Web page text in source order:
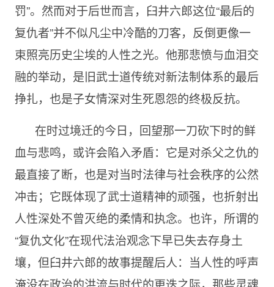
罚”。然而对于后世而言，臼井六郎这位“最后的
复仇者”并不似凡尘中冷酷的刀客，反倒更像一
束照亮历史尘埃的人性之光。他那悲愤与血泪交
融的举动，是旧武士道传统对新法制体系的最后
挣扎，也是子女情深对生死恩怨的终极反抗。
在时过境迁的今日，回望那一刀砍下时的鲜
血与悲鸣，或许会陷入矛盾：它是对杀父之仇的
最直接了断，也是对当时法律与社会秩序的公然
冲击；它既体现了武士道精神的顽强，也折射出
人性深处不曾灭绝的柔情和执念。也许，所谓的
“复仇文化”在现代法治观念下早已失去存身土
壤，但臼井六郎的故事提醒后人：当人性的呼声
淹没在政治的洪流与时代的更迭之际，那些灵魂